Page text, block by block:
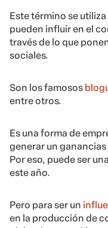
Este término se
pueden influir en el
través de lo que
sociales.
Son los famosos
entre otros.
Es una forma de
generar un
Por eso, puede ser
este año.
Pero para ser un
en la producción de